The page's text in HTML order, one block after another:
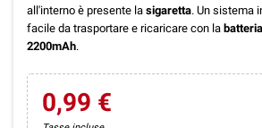
all'interno è presente la sigaretta. Un sistema
facile da trasportare e ricaricare con la batteria
2200mAh.
0,99 €